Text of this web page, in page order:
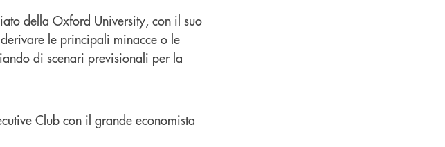
della Oxford University, con il suo
le principali minacce o le
di scenari previsionali per la